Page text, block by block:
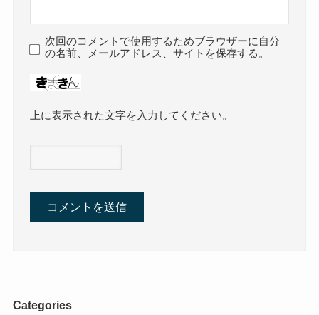
次回のコメントで使用するためブラウザーに自分
の名前、メールアドレス、サイトを保存する。
上に表示された文字を入力してください。
Categories